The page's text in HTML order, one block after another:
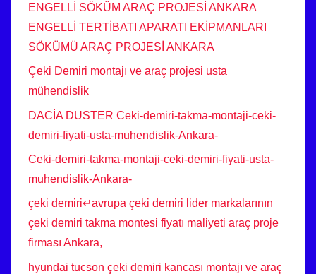
ENGELLİ SÖKÜM ARAÇ PROJESİ ANKARA
ENGELLİ TERTİBATI APARATI EKİPMANLARI
SÖKÜMÜ ARAÇ PROJESİ ANKARA
Çeki Demiri montajı ve araç projesi usta
mühendislik
DACİA DUSTER Ceki-demiri-takma-montaji-ceki-
demiri-fiyati-usta-muhendislik-Ankara-
Ceki-demiri-takma-montaji-ceki-demiri-fiyati-usta-
muhendislik-Ankara-
çeki demiri↵avrupa çeki demiri lider markalarının
çeki demiri takma montesi fiyatı maliyeti araç proje
firması Ankara,
hyundai tucson çeki demiri kancası montajı ve araç